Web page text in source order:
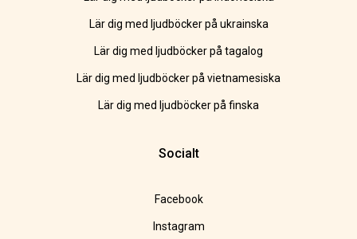
Lär dig med ljudböcker på ukrainska
Lär dig med ljudböcker på tagalog
Lär dig med ljudböcker på vietnamesiska
Lär dig med ljudböcker på finska
Socialt
Facebook
Instagram